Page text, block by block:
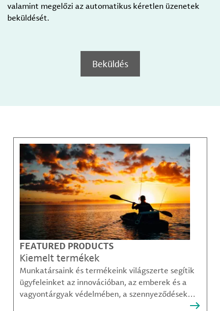
valamint megelőzi az automatikus kéretlen üzenetek
beküldését.
Beküldés
FEATURED PRODUCTS
Kiemelt termékek
Munkatársaink és termékeink világszerte segítik
ügyfeleinket az innovációban, az emberek és a
vagyontárgyak védelmében, a szennyeződések